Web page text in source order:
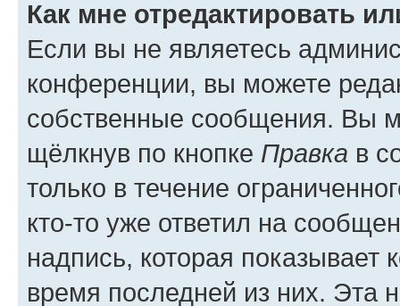
Как мне отредактировать
Если вы не являетесь
конференции, вы можете
собственные сообщения. Вы
щёлкнув по кнопке Правка в
только в течение
кто-то уже ответил на
надпись, которая показывает
время последней из них. Эта